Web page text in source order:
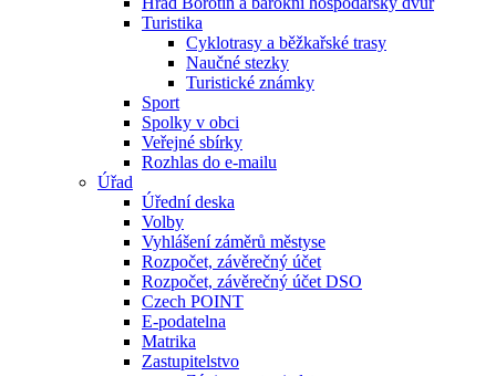
Turistika
Cyklotrasy a běžkařské trasy
Naučné stezky
Turistické známky
Sport
Spolky v obci
Veřejné sbírky
Rozhlas do e-mailu
Úřad
Úřední deska
Volby
Vyhlášení záměrů městyse
Rozpočet, závěrečný účet
Rozpočet, závěrečný účet DSO
Czech POINT
E-podatelna
Matrika
Zastupitelstvo